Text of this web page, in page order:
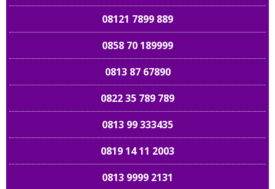
08121 7899 889
0858 70 189999
0813 87 67890
0822 35 789 789
0813 99 333435
0819 14 11 2003
0813 9999 2131